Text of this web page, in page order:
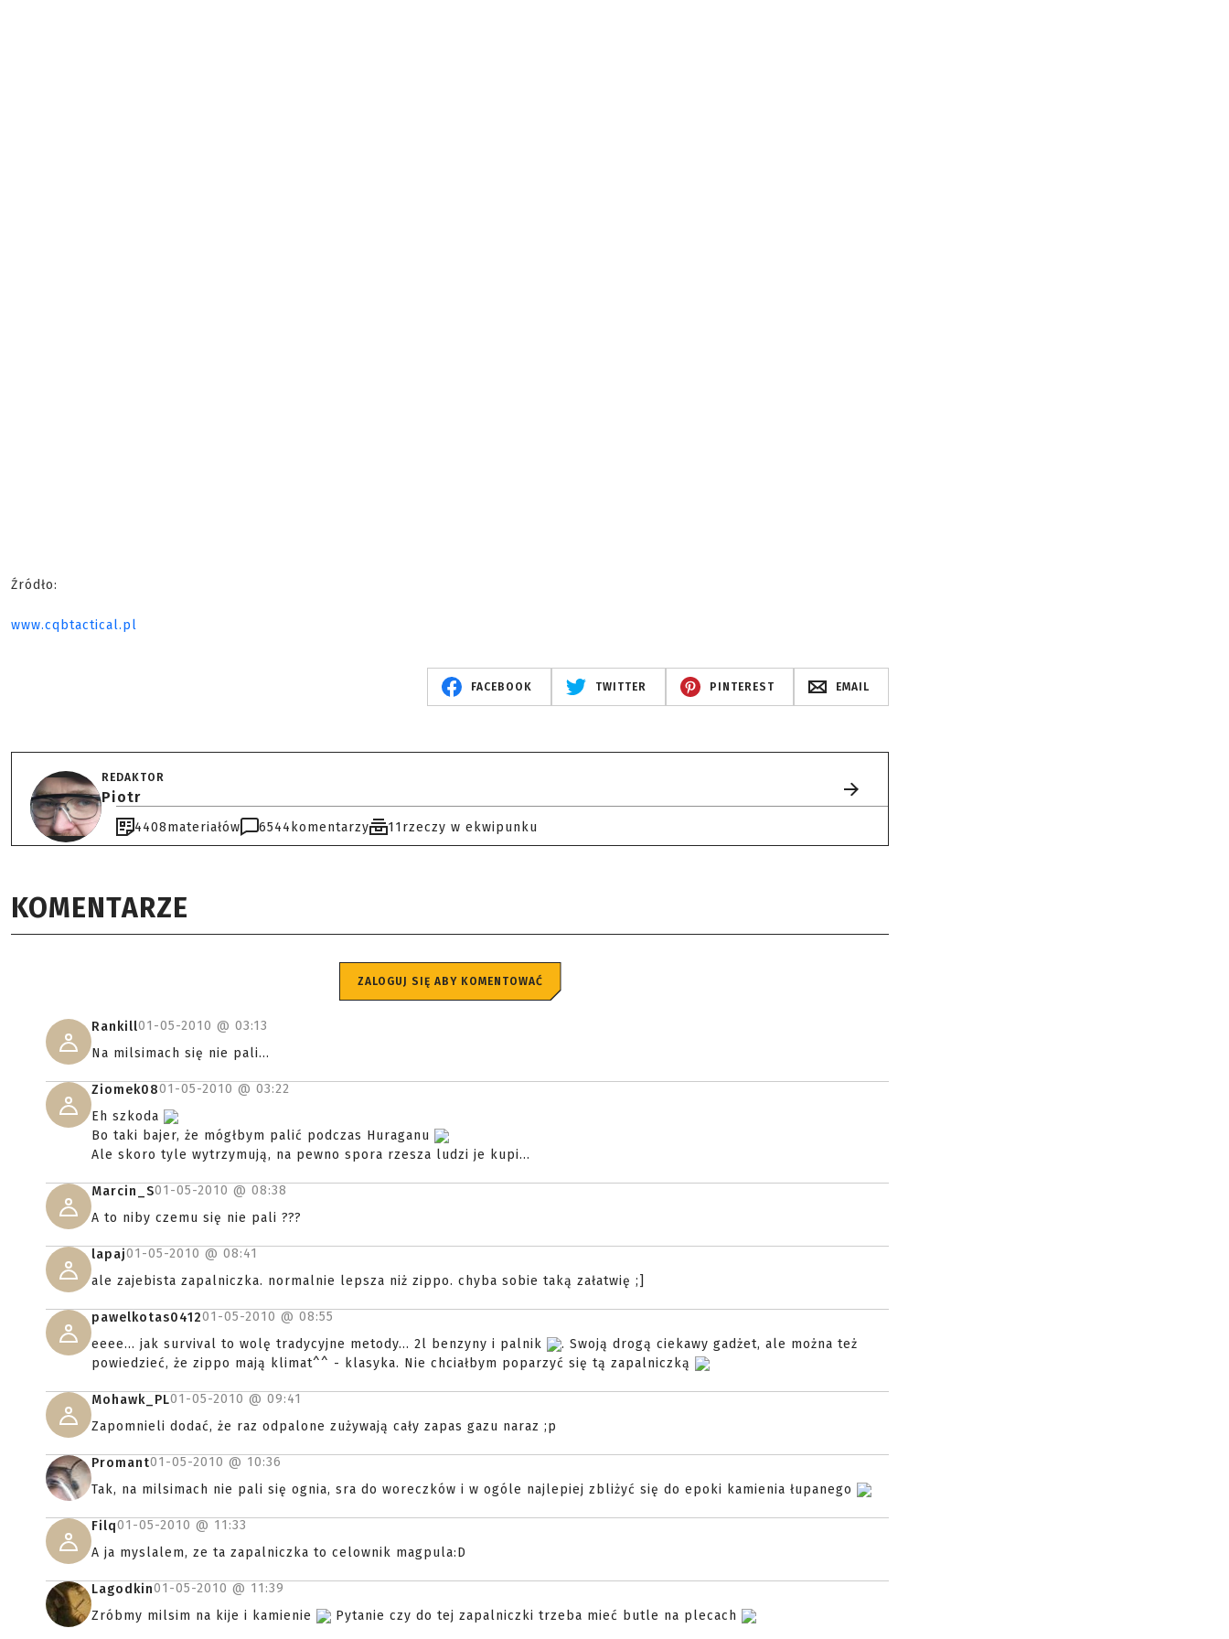
Źródło:
www.cqbtactical.pl
FACEBOOK TWITTER PINTEREST EMAIL
REDAKTOR
Piotr
4408materiałów 6544 komentarzy 11rzeczy w ekwipunku
KOMENTARZE
ZALOGUJ SIĘ ABY KOMENTOWAĆ
Rankill01-05-2010 @ 03:13
Na milsimach się nie pali...
Ziomek0801-05-2010 @ 03:22
Eh szkoda
Bo taki bajer, że mógłbym palić podczas Huraganu
Ale skoro tyle wytrzymują, na pewno spora rzesza ludzi je kupi...
Marcin_S01-05-2010 @ 08:38
A to niby czemu się nie pali ???
lapaj01-05-2010 @ 08:41
ale zajebista zapalniczka. normalnie lepsza niż zippo. chyba sobie taką załatwię ;]
pawelkotas041201-05-2010 @ 08:55
eeee... jak survival to wolę tradycyjne metody... 2l benzyny i palnik
. Swoją drogą ciekawy gadżet, ale można też
powiedzieć, że zippo mają klimat^^ - klasyka. Nie chciałbym poparzyć się tą zapalniczką
Mohawk_PL01-05-2010 @ 09:41
Zapomnieli dodać, że raz odpalone zużywają cały zapas gazu naraz ;p
Promant01-05-2010 @ 10:36
Tak, na milsimach nie pali się ognia, sra do woreczków i w ogóle najlepiej zbliżyć się do epoki kamienia łupanego
Filq01-05-2010 @ 11:33
A ja myslalem, ze ta zapalniczka to celownik magpula:D
Lagodkin01-05-2010 @ 11:39
Zróbmy milsim na kije i kamienie
Pytanie czy do tej zapalniczki trzeba mieć butle na plecach